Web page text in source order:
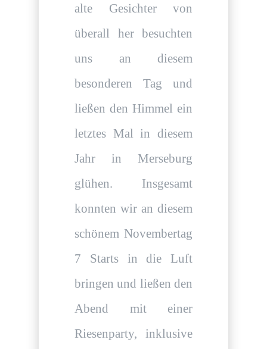
alte Gesichter von
überall her besuchten
uns an diesem
besonderen Tag und
ließen den Himmel ein
letztes Mal in diesem
Jahr in Merseburg
glühen. Insgesamt
konnten wir an diesem
schönem Novembertag
7 Starts in die Luft
bringen und ließen den
Abend mit einer
Riesenparty, inklusive